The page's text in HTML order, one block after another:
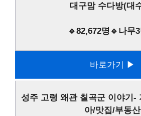
대구맘 수다방(대
🔹82,672명🔹나무3
바로가기 ▶
성주 고령 왜관 칠곡군 이야기-
아/맛집/부동산